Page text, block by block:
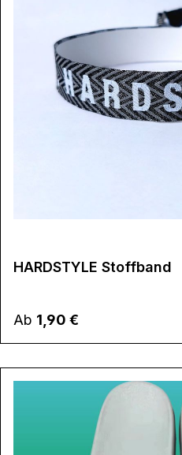
HARDSTYLE Stoffband
Regulärer Preis:
Ab 1,90 €